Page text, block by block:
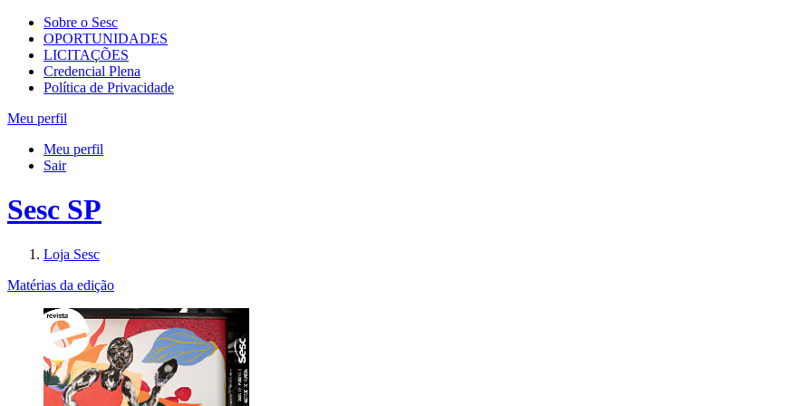
Sobre o Sesc
OPORTUNIDADES
LICITAÇÕES
Credencial Plena
Política de Privacidade
Meu perfil
Meu perfil
Sair
Sesc SP
Loja Sesc
Matérias da edição